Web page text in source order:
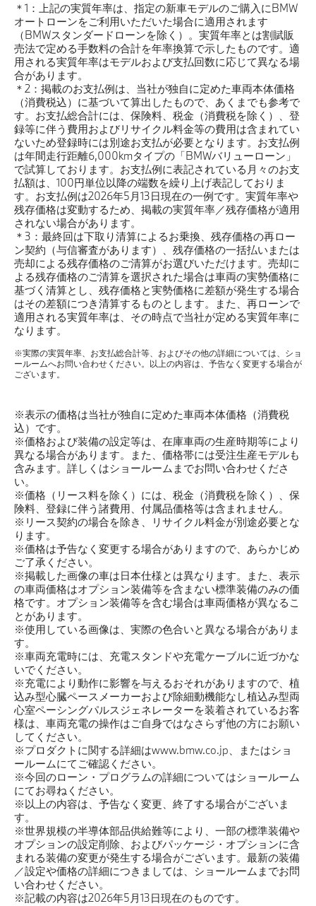
＊1：上記の実質年率は、指定の新車モデルのご購入にBMW
オートローンをご利用いただいた場合に適用されます
（BMWスタンダードローンを除く）。実質年率とは割賦販
売法で定める手数料の合計を年率換算で示したものです。適
用される実質年率はモデルおよび支払回数に応じて異なる場
合があります。
＊2：掲載のお支払例は、当社が独自に定めた車両本体価格
（消費税込）に基づいて算出したもので、あくまでも参考で
す。お支払総合計には、保険料、税金（消費税を除く）、登
録等に伴う費用およびリサイクル料金等の費用は含まれてい
ないため登録時には別途お支払が必要となります。お支払例
は年間走行距離6,000kmタイプの「BMWバリューローン」
で試算しております。お支払例に表記されている月々のお支
払額は、100円単位以降の端数を繰り上げ表記しておりま
す。お支払例は2026年5月13日現在の一例です。実質年率や
残存価格は変動するため、掲載の実質年率／残存価格が適用
されない場合があります。
＊3：最終回は下取り清算によるお乗換、残存価格の再ロー
ン契約（与信審査があります）、残存価格の一括払いまたは
売却による残存価格のご清算がお選びいただけます。売却に
よる残存価格のご清算を選択された場合は車両の実勢価格に
基づく清算とし、残存価格と実勢価格に差額が発生する場合
はその差額につき清算するものとします。また、再ローンで
適用される実質年率は、その時点で当社が定める実質年率に
なります。
※実際の実質年率、お支払総合計等、およびその他の詳細については、ショ
ールームへお問い合わせください。以上の内容は、予告なく変更する場合が
ございます。
※表示の価格は当社が独自に定めた車両本体価格（消費税
込）です。
※価格および装備の設定等は、在庫車両の生産時期等により
異なる場合があります。また、価格帯には受注生産モデルも
含みます。詳しくはショールームまでお問い合わせくださ
い。
※価格（リース料を除く）には、税金（消費税を除く）、保
険料、登録に伴う諸費用、付属品価格等は含まれません。
※リース契約の場合を除き、リサイクル料金が別途必要とな
ります。
※価格は予告なく変更する場合がありますので、あらかじめ
ご了承ください。
※掲載した画像の車は日本仕様とは異なります。また、表示
の車両価格はオプション装備等を含まない標準装備のみの価
格です。オプション装備等を含む場合は車両価格が異なるこ
とがあります。
※使用している画像は、実際の色合いと異なる場合がありま
す。
※車両充電時には、充電スタンドや充電ケーブルに近づかな
いでください。
※充電により動作に影響を与えるおそれがありますので、植
込み型心臓ペースメーカーおよび除細動機能なし植込み型両
心室ペーシングパルスジェネレーターを装着されているお客
様は、車両充電の操作はご自身ではなさらず他の方にお願い
してください。
※プロダクトに関する詳細はwww.bmw.co.jp、またはショ
ールームにてご確認ください。
※今回のローン・プログラムの詳細についてはショールーム
にてお尋ねください。
※以上の内容は、予告なく変更、終了する場合がございま
す。
※世界規模の半導体部品供給難等により、一部の標準装備や
オプションの設定削除、およびパッケージ・オプションに含
まれる装備の変更が発生する場合がございます。最新の装備
／設定や価格の詳細につきましては、ショールームまでお問
い合わせください。
※記載の内容は2026年5月13日現在のものです。